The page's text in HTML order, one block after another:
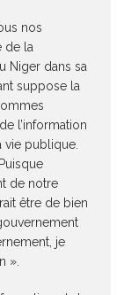
nos
de la
Niger dans sa
suppose la
l’information
vie publique.
de notre
être de bien
je
».